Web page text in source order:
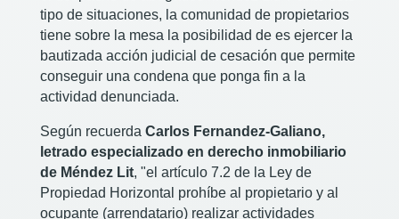
tipo de situaciones, la comunidad de propietarios
tiene sobre la mesa la posibilidad de es ejercer la
bautizada acción judicial de cesación que permite
conseguir una condena que ponga fin a la
actividad denunciada.
Según recuerda Carlos Fernandez-Galiano,
letrado especializado en derecho inmobiliario
de Méndez Lit, "el artículo 7.2 de la Ley de
Propiedad Horizontal prohíbe al propietario y al
ocupante (arrendatario) realizar actividades